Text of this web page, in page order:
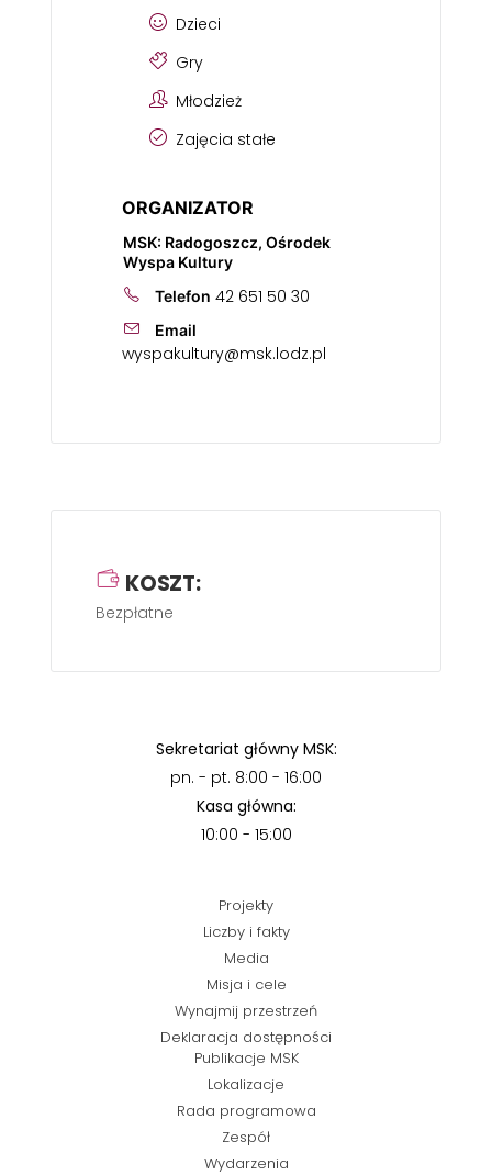
Dzieci
Gry
Młodzież
Zajęcia stałe
ORGANIZATOR
MSK: Radogoszcz, Ośrodek
Wyspa Kultury
Telefon 42 651 50 30
Email
wyspakultury@msk.lodz.pl
KOSZT:
Bezpłatne
Sekretariat główny MSK:
pn. - pt. 8:00 - 16:00
Kasa główna:
10:00 - 15:00
Projekty
Liczby i fakty
Media
Misja i cele
Wynajmij przestrzeń
Deklaracja dostępności
Publikacje MSK
Lokalizacje
Rada programowa
Zespół
Wydarzenia